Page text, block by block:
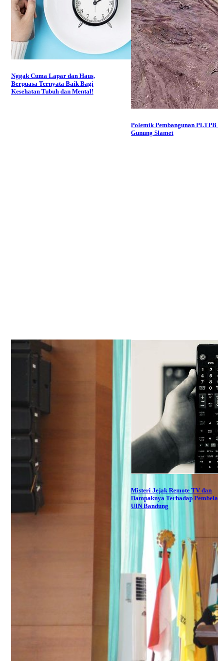
Nggak Cuma Lapar dan Haus,
Berpuasa Ternyata Baik Bagi
Kesehatan Tubuh dan Mental!
Polemik Pembangunan
Gunung Slamet
Misteri Jejak Remote TV dan
Dampaknya Terhadap
UIN Bandung